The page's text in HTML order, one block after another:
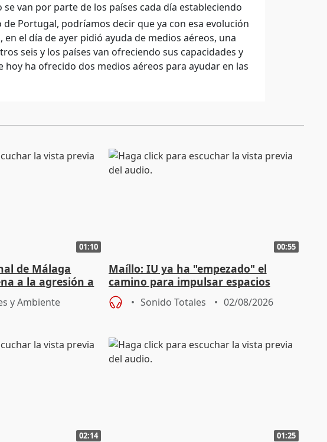
van por parte de los países cada día estableciendo
Portugal, podríamos decir que ya con esa evolución
el día de ayer pidió ayuda de medios aéreos, una
seis y los países van ofreciendo sus capacidades y
hoy ha ofrecido dos medios aéreos para ayudar en las
01:10
de Málaga
a la agresión a
Urgencias
y Ambiente
00:55
Maíllo: IU ya ha "empezado" el
camino para impulsar espacios
unitarios para las municipales
Sonido Totales 02/08/2026
02:14 01:25